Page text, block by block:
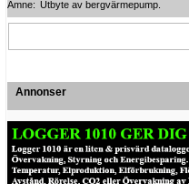
Ämne: Utbyte av bergvärmepump.
Annonser